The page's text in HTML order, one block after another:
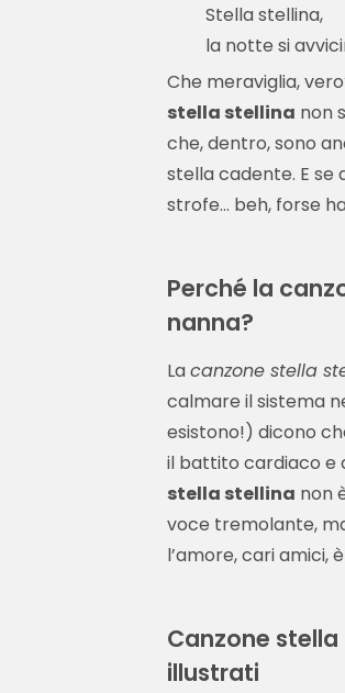
Stella stellina,
la notte si
Che meraviglia,
stella stellina non
che, dentro, sono
stella cadente. E se
strofe… beh, forse
Perché la
nanna?
Lacanzone stella
calmare il sistema
esistono!) dicono
il battito cardiaco e
stella stellina non
voce tremolante,
l’amore, cari amici,
Canzone
illustrati